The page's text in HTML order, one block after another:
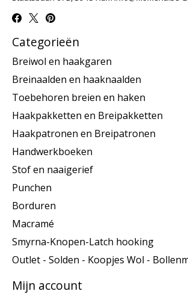
Categorieën
Breiwol en haakgaren
Breinaalden en haaknaalden
Toebehoren breien en haken
Haakpakketten en Breipakketten
Haakpatronen en Breipatronen
Handwerkboeken
Stof en naaigerief
Punchen
Borduren
Macramé
Smyrna-Knopen-Latch hooking
Outlet - Solden - Koopjes Wol -
Mijn account